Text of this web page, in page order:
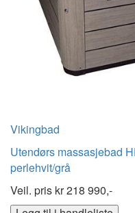
Vikingbad
Utendørs massasjebad
perlehvit/grå
Veil. pris kr218 990,-